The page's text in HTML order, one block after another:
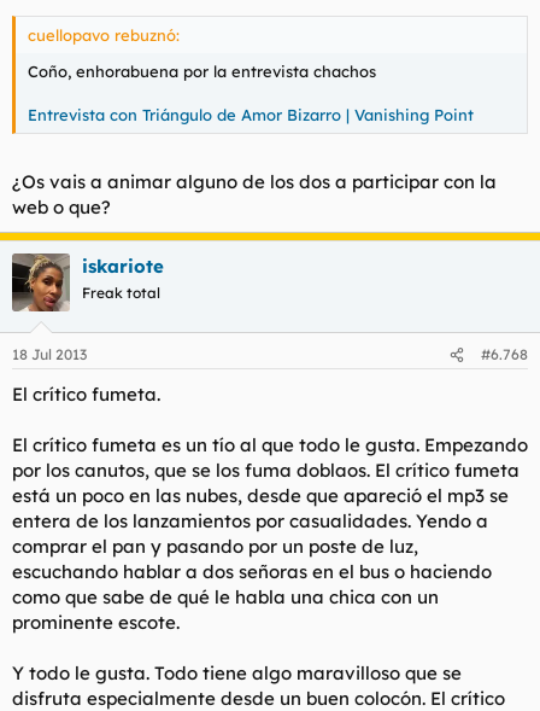
cuellopavo rebuznó:
Coño, enhorabuena por la entrevista chachos
Entrevista con Triángulo de Amor Bizarro | Vanishing Point
¿Os vais a animar alguno de los dos a participar con la
web o que?
iskariote
Freak total
18 Jul 2013 #6.768
El crítico fumeta.
El crítico fumeta es un tío al que todo le gusta. Empezando
por los canutos, que se los fuma doblaos. El crítico fumeta
está un poco en las nubes, desde que apareció el mp3 se
entera de los lanzamientos por casualidades. Yendo a
comprar el pan y pasando por un poste de luz,
escuchando hablar a dos señoras en el bus o haciendo
como que sabe de qué le habla una chica con un
prominente escote.
Y todo le gusta. Todo tiene algo maravilloso que se
disfruta especialmente desde un buen colocón. El crítico